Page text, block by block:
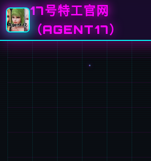
17号特工官网
（AGENT17）